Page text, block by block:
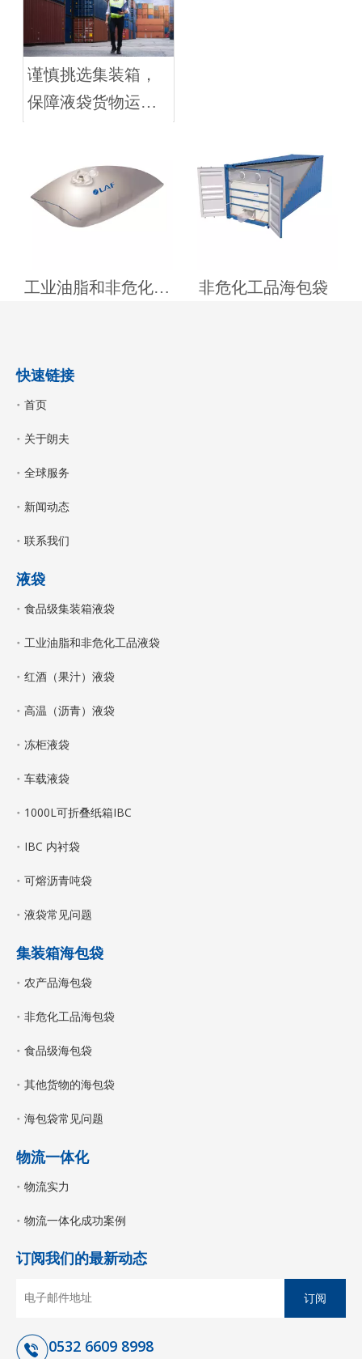
发运
谨慎挑选集装箱，
保障液袋货物运输
工业油脂和非危化工品液袋 非危化工品海包袋
快速链接
首页
关于朗夫
全球服务
新闻动态
联系我们
液袋
食品级集装箱液袋
工业油脂和非危化工品液袋
红酒（果汁）液袋
高温（沥青）液袋
冻柜液袋
车载液袋
1000L可折叠纸箱IBC
IBC 内衬袋
可熔沥青吨袋
液袋常见问题
集装箱海包袋
农产品海包袋
非危化工品海包袋
食品级海包袋
其他货物的海包袋
海包袋常见问题
物流一体化
物流实力
物流一体化成功案例
订阅我们的最新动态
订阅
0532 6609 8998